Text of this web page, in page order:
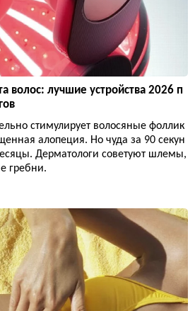
волос: лучшие устройства 2026 п
стимулирует волосяные фоллик
алопеция. Но чуда за 90 секун
Дерматологи советуют шлемы,
гребни.